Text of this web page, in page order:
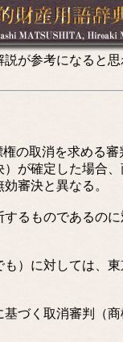
が参考になると思
の取消を求める
が確定した場合
審決と異なる。
るものであるの
）に対しては、
く取消審判（